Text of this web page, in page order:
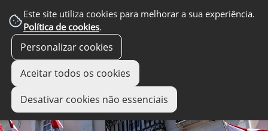
Este site utiliza cookies para melhorar a sua experiência.
Política de cookies.
Personalizar cookies
Aceitar todos os cookies
Desativar cookies não essenciais